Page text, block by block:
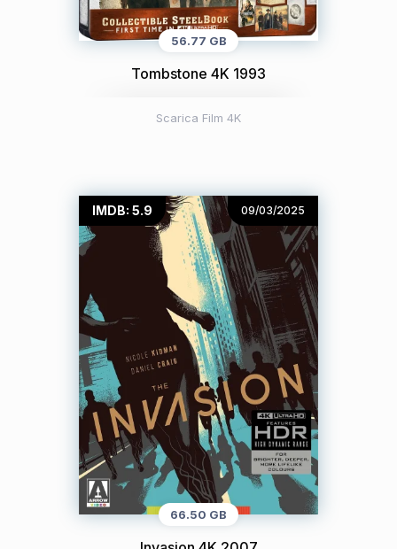
56.77 GB
Tombstone 4K 1993
Scarica Film 4K
IMDB: 5.9 09/03/2025
66.50 GB